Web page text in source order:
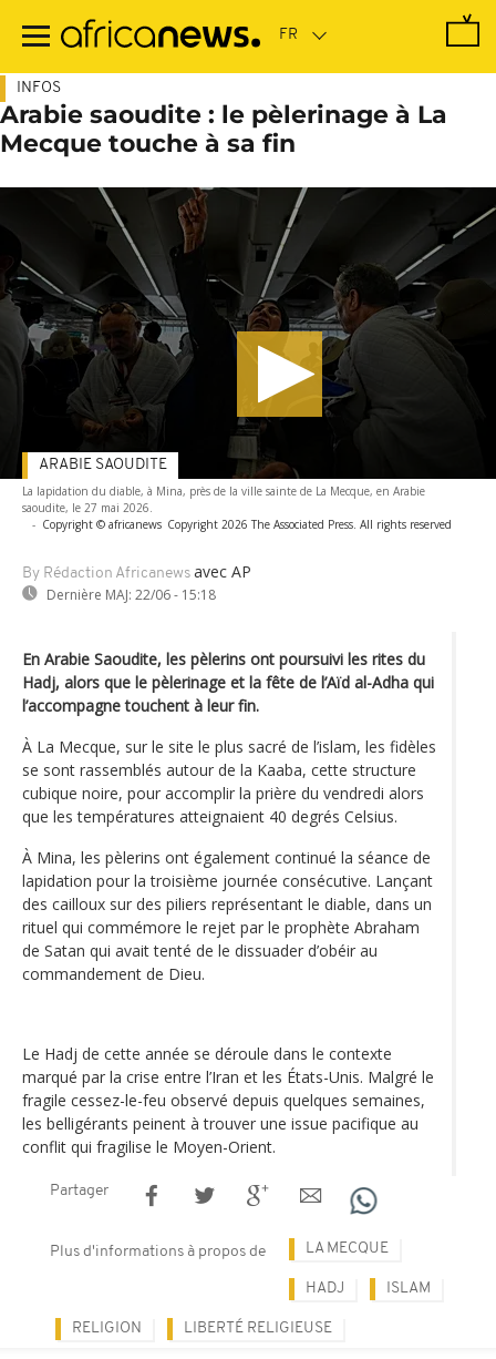
contenu
INFOS
Arabie saoudite : le pèlerinage à La
Mecque touche à sa fin
La lapidation du diable, à Mina, près de la ville sainte de La Mecque, en Arabie
saoudite, le 27 mai 2026.
- Copyright © africanews Copyright 2026 The Associated Press. All rights reserved
By Rédaction Africanews avec AP
Dernière MAJ: 22/06 - 15:18
ARABIE SAOUDITE
En Arabie Saoudite, les pèlerins ont poursuivi les rites du
Hadj, alors que le pèlerinage et la fête de l’Aïd al-Adha qui
l’accompagne touchent à leur fin.
À La Mecque, sur le site le plus sacré de l’islam, les fidèles
se sont rassemblés autour de la Kaaba, cette structure
cubique noire, pour accomplir la prière du vendredi alors
que les températures atteignaient 40 degrés Celsius.
À Mina, les pèlerins ont également continué la séance de
lapidation pour la troisième journée consécutive. Lançant
des cailloux sur des piliers représentant le diable, dans un
rituel qui commémore le rejet par le prophète Abraham
de Satan qui avait tenté de le dissuader d’obéir au
commandement de Dieu.
Le Hadj de cette année se déroule dans le contexte
marqué par la crise entre l’Iran et les États-Unis. Malgré le
fragile cessez-le-feu observé depuis quelques semaines,
les belligérants peinent à trouver une issue pacifique au
conflit qui fragilise le Moyen-Orient.
Partager
Plus d'informations à propos de LA MECQUE
HADJ ISLAM
RELIGION LIBERTÉ RELIGIEUSE